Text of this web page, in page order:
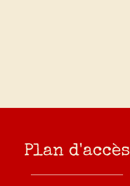
Plan d'accès